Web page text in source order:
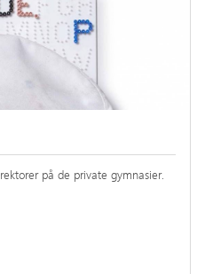
på de private gymnasier.